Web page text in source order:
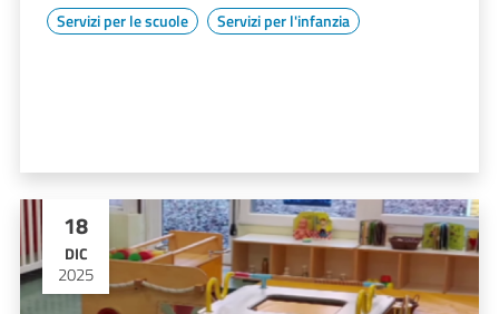
Servizi per le scuole Servizi per l'infanzia
18
DIC
2025